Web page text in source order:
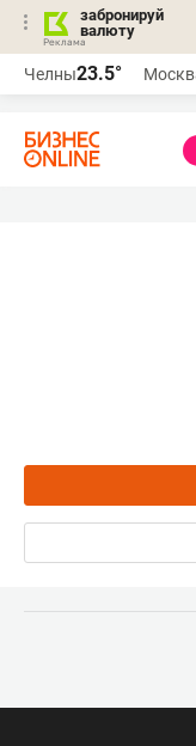
забронируй
валюту
Челны23.5°